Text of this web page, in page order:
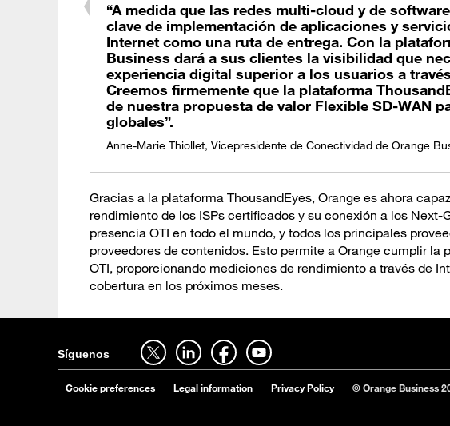
“A medida que las redes multi-cloud y de
clave de implementación de aplicaciones y
Internet como una ruta de entrega. Con la
Business dará a sus clientes la visibilidad que
experiencia digital superior a los usuarios a
Creemos firmemente que la plataforma
de nuestra propuesta de valor Flexible SD-WAN
globales”.
Anne-Marie Thiollet, Vicepresidente de Conectividad de Orange
Gracias a la plataforma ThousandEyes, Orange es ahora
rendimiento de los ISPs certificados y su conexión a los Next-
presencia OTI en todo el mundo, y todos los principales
proveedores de contenidos. Esto permite a Orange cumplir la
OTI, proporcionando mediciones de rendimiento a través de
cobertura en los próximos meses.
Síguenos
síguenos en twitter - abrir en una nouvelle pestaña del navegadorsíguenos en linkedin - abrir en una nouvelle pestaña del navegadorsíguenos en facebook - abrir en una nouvelle pestaña del navegadorsíguenos en youtube - abrir en una nouvelle pestaña del navegador
Cookie preferences Legal information Privacy Policy © Orange Business